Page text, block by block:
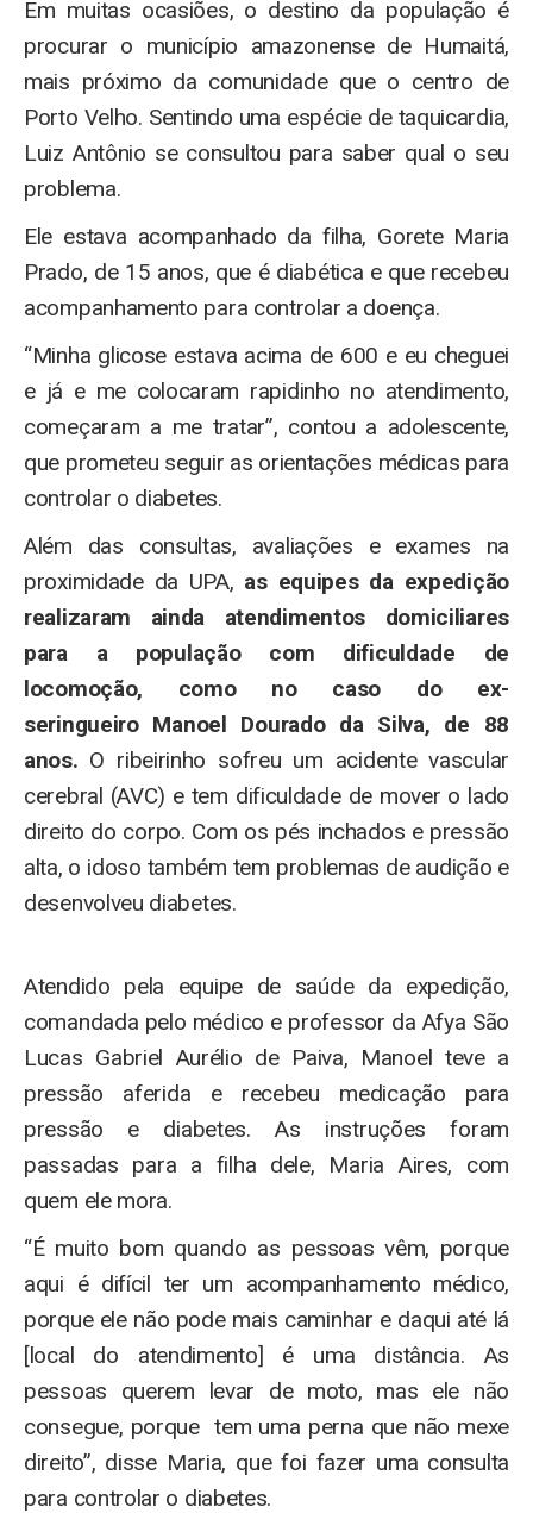
Em muitas ocasiões, o destino da população é
procurar o município amazonense de Humaitá,
mais próximo da comunidade que o centro de
Porto Velho. Sentindo uma espécie de taquicardia,
Luiz Antônio se consultou para saber qual o seu
problema.
Ele estava acompanhado da filha, Gorete Maria
Prado, de 15 anos, que é diabética e que recebeu
acompanhamento para controlar a doença.
“Minha glicose estava acima de 600 e eu cheguei
e já e me colocaram rapidinho no atendimento,
começaram a me tratar”, contou a adolescente,
que prometeu seguir as orientações médicas para
controlar o diabetes.
Além das consultas, avaliações e exames na
proximidade da UPA, as equipes da expedição
realizaram ainda atendimentos domiciliares
para a população com dificuldade de
locomoção, como no caso do ex-
seringueiro Manoel Dourado da Silva, de 88
anos. O ribeirinho sofreu um acidente vascular
cerebral (AVC) e tem dificuldade de mover o lado
direito do corpo. Com os pés inchados e pressão
alta, o idoso também tem problemas de audição e
desenvolveu diabetes.
Atendido pela equipe de saúde da expedição,
comandada pelo médico e professor da Afya São
Lucas Gabriel Aurélio de Paiva, Manoel teve a
pressão aferida e recebeu medicação para
pressão e diabetes. As instruções foram
passadas para a filha dele, Maria Aires, com
quem ele mora.
“É muito bom quando as pessoas vêm, porque
aqui é difícil ter um acompanhamento médico,
porque ele não pode mais caminhar e daqui até lá
[local do atendimento] é uma distância. As
pessoas querem levar de moto, mas ele não
consegue, porque tem uma perna que não mexe
direito”, disse Maria, que foi fazer uma consulta
para controlar o diabetes.